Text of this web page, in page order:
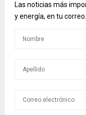
Las noticias más
y energía, en tu correo.